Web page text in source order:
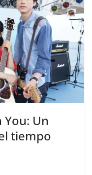
Un
tiempo